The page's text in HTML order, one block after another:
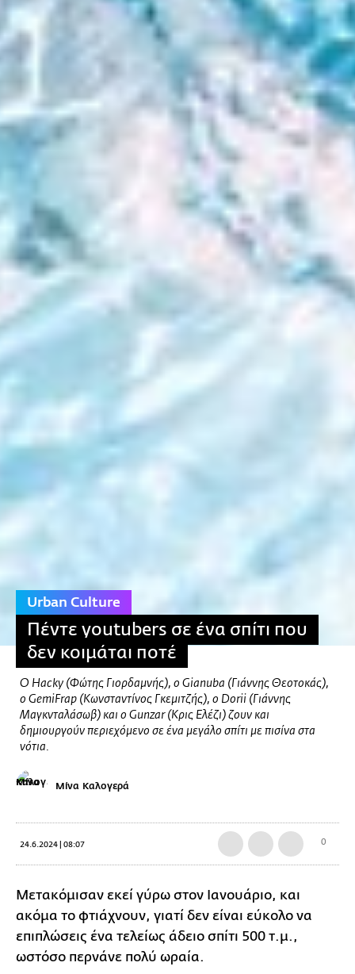
Urban Culture
Πέντε youtubers σε ένα σπίτι που
δεν κοιμάται ποτέ
Ο Hacky (Φώτης Γιορδαμνής), ο Gianuba (Γιάννης Θεοτοκάς),
o GemiFrap (Κωνσταντίνος Γκεμιτζής), o Dorii (Γιάννης
Μαγκνταλάσωβ) και ο Gunzar (Κρις Ελέζι) ζουν και
δημιουργούν περιεχόμενο σε ένα μεγάλο σπίτι με πισίνα στα
νότια.
Μίνα Καλογερά
24.6.2024 | 08:07 0
Μετακόμισαν εκεί γύρω στον Ιανουάριο, και
ακόμα το φτιάχνουν, γιατί δεν είναι εύκολο να
επιπλώσεις ένα τελείως άδειο σπίτι 500 τ.μ.,
ωστόσο περνάνε πολύ ωραία.